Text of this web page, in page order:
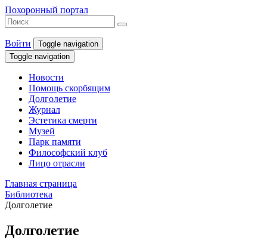
Похоронный портал
Войти
Toggle navigation
Toggle navigation
Новости
Помощь скорбящим
Долголетие
Журнал
Эстетика смерти
Музей
Парк памяти
Философский клуб
Лицо отрасли
Главная страница
Библиотека
Долголетие
Долголетие